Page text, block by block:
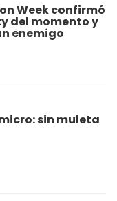
Week confirmó
del momento y
enemigo
sin muleta